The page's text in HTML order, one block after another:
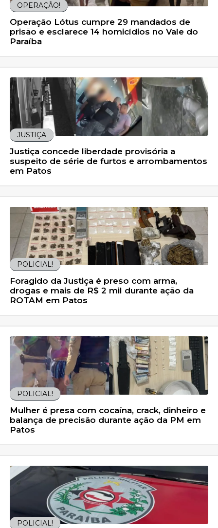
OPERAÇÃO!
Operação Lótus cumpre 29 mandados de
prisão e esclarece 14 homicídios no Vale do
Paraíba
JUSTIÇA
Justiça concede liberdade provisória a
suspeito de série de furtos e arrombamentos
em Patos
POLICIAL!
Foragido da Justiça é preso com arma,
drogas e mais de R$ 2 mil durante ação da
ROTAM em Patos
POLICIAL!
Mulher é presa com cocaína, crack, dinheiro e
balança de precisão durante ação da PM em
Patos
POLICIAL!